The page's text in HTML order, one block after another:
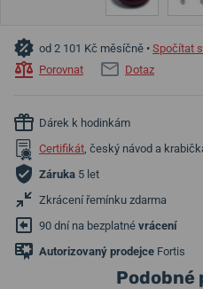
od 2 101 Kč měsíčně • Spočítat
Porovnat
Dotaz
Dárek k hodinkám
Certifikát, český návod a
Záruka 5 let
Zkrácení řemínku zdarma
90 dní na bezplatné vrácení
Autorizovaný prodejce Fortis